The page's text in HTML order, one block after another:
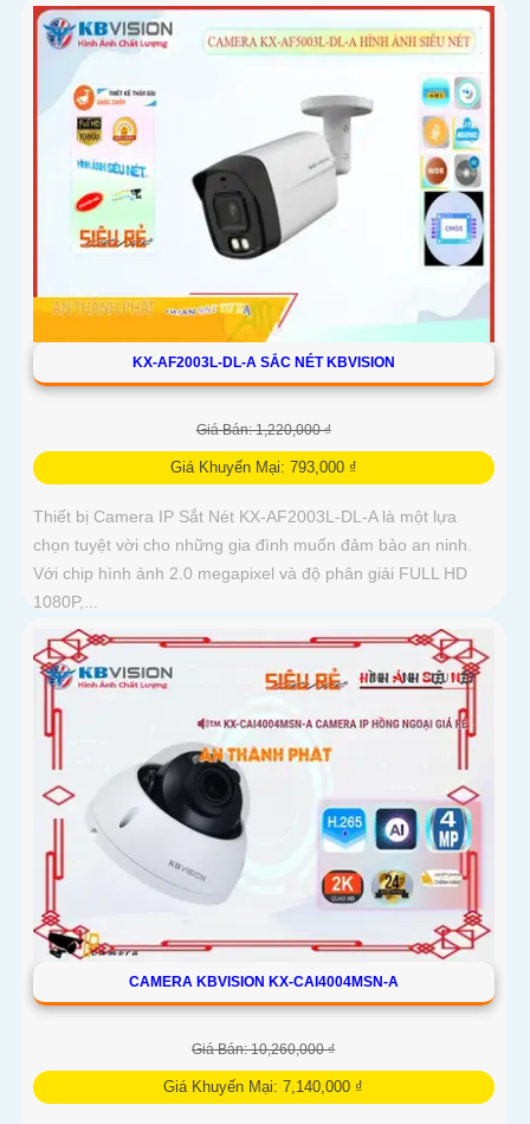
KX-AF2003L-DL-A SẮC NÉT KBVISION
Giá Bán: 1,220,000 ₫
Giá Khuyến Mại: 793,000 ₫
Thiết bị Camera IP Sắt Nét KX-AF2003L-DL-A là một lựa
chọn tuyệt vời cho những gia đình muốn đảm bảo an ninh.
Với chip hình ảnh 2.0 megapixel và độ phân giải FULL HD
1080P,...
CAMERA KBVISION KX-CAI4004MSN-A
Giá Bán: 10,260,000 ₫
Giá Khuyến Mại: 7,140,000 ₫